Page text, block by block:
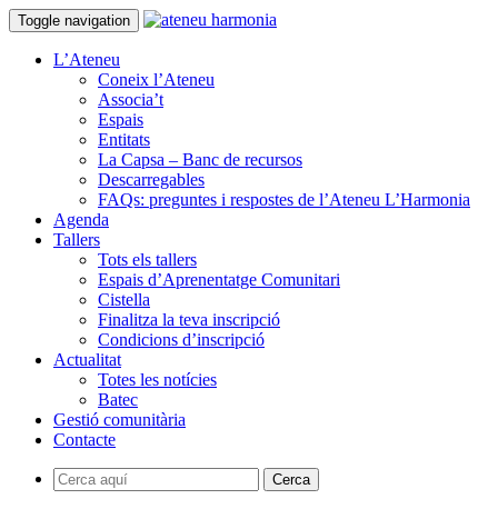
Toggle navigation
L’Ateneu
Coneix l’Ateneu
Associa’t
Espais
Entitats
La Capsa – Banc de recursos
Descarregables
FAQs: preguntes i respostes de l’Ateneu L’Harmonia
Agenda
Tallers
Tots els tallers
Espais d’Aprenentatge Comunitari
Cistella
Finalitza la teva inscripció
Condicions d’inscripció
Actualitat
Totes les notícies
Batec
Gestió comunitària
Contacte